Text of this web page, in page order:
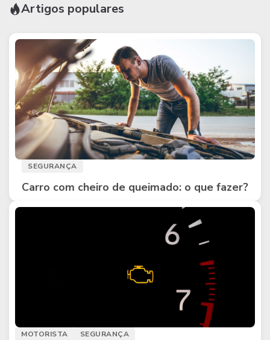
Artigos populares
SEGURANÇA
Carro com cheiro de queimado: o que fazer?
MOTORISTA SEGURANÇA